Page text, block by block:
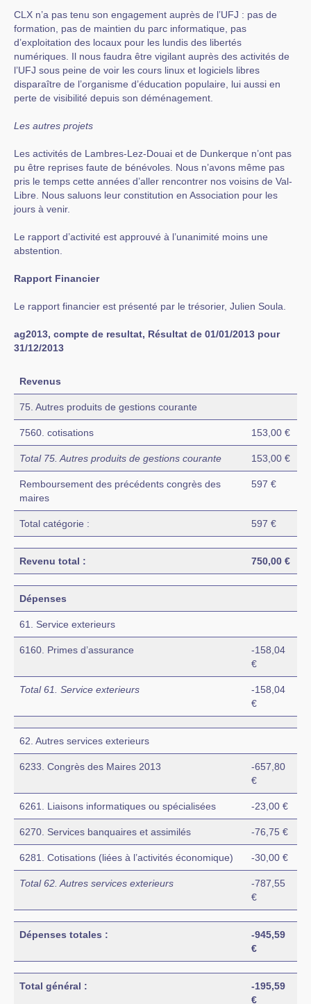
CLX n’a pas tenu son engagement auprès de l’UFJ : pas de
formation, pas de maintien du parc informatique, pas
d’exploitation des locaux pour les lundis des libertés
numériques. Il nous faudra être vigilant auprès des activités de
l’UFJ sous peine de voir les cours linux et logiciels libres
disparaître de l’organisme d’éducation populaire, lui aussi en
perte de visibilité depuis son déménagement.
Les autres projets
Les activités de Lambres-Lez-Douai et de Dunkerque n’ont pas
pu être reprises faute de bénévoles. Nous n’avons même pas
pris le temps cette années d’aller rencontrer nos voisins de Val-
Libre. Nous saluons leur constitution en Association pour les
jours à venir.
Le rapport d’activité est approuvé à l’unanimité moins une
abstention.
Rapport Financier
Le rapport financier est présenté par le trésorier, Julien Soula.
ag2013, compte de resultat, Résultat de 01/01/2013 pour
31/12/2013
Revenus
75. Autres produits de gestions courante
7560. cotisations 153,00 €
Total 75. Autres produits de gestions courante 153,00 €
Remboursement des précédents congrès des
maires
597 €
Total catégorie : 597 €
Revenu total : 750,00 €
Dépenses
61. Service exterieurs
6160. Primes d’assurance
-158,04
€
Total 61. Service exterieurs
-158,04
€
62. Autres services exterieurs
6233. Congrès des Maires 2013
-657,80
€
6261. Liaisons informatiques ou spécialisées -23,00 €
6270. Services banquaires et assimilés -76,75 €
6281. Cotisations (liées à l’activités économique) -30,00 €
Total 62. Autres services exterieurs
-787,55
€
Dépenses totales :
-945,59
€
Total général :
-195,59
€